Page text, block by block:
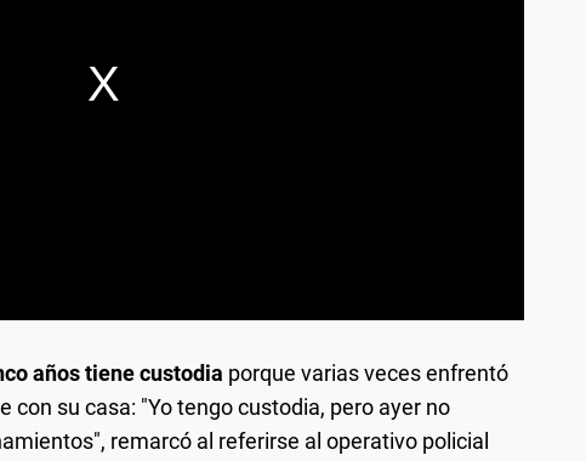
años tiene custodia porque varias veces enfrentó
con su casa: "Yo tengo custodia, pero ayer no
remarcó al referirse al operativo policial